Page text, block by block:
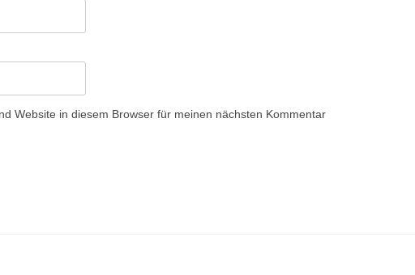
Website in diesem Browser für meinen nächsten Kommentar